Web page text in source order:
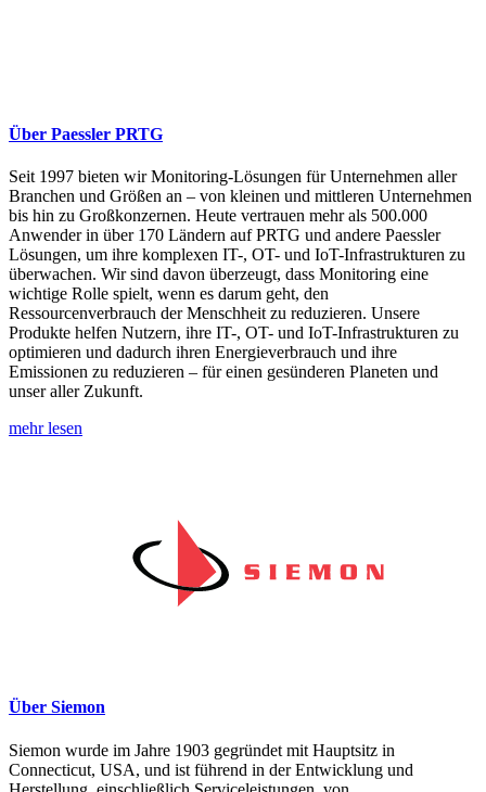
Über Paessler PRTG
Seit 1997 bieten wir Monitoring-Lösungen für Unternehmen aller
Branchen und Größen an – von kleinen und mittleren Unternehmen
bis hin zu Großkonzernen. Heute vertrauen mehr als 500.000
Anwender in über 170 Ländern auf PRTG und andere Paessler
Lösungen, um ihre komplexen IT-, OT- und IoT-Infrastrukturen zu
überwachen. Wir sind davon überzeugt, dass Monitoring eine
wichtige Rolle spielt, wenn es darum geht, den
Ressourcenverbrauch der Menschheit zu reduzieren. Unsere
Produkte helfen Nutzern, ihre IT-, OT- und IoT-Infrastrukturen zu
optimieren und dadurch ihren Energieverbrauch und ihre
Emissionen zu reduzieren – für einen gesünderen Planeten und
unser aller Zukunft.
mehr lesen
Über Siemon
Siemon wurde im Jahre 1903 gegründet mit Hauptsitz in
Connecticut, USA, und ist führend in der Entwicklung und